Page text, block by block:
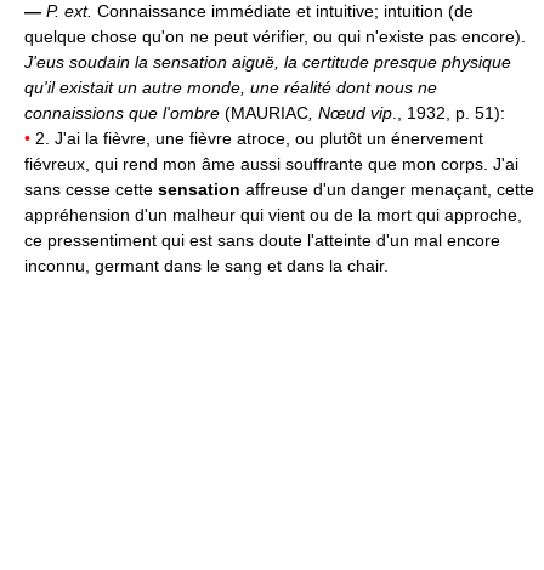
— P. ext. Connaissance immédiate et intuitive; intuition (de
quelque chose qu'on ne peut vérifier, ou qui n'existe pas encore).
J'eus soudain la sensation aiguë, la certitude presque physique
qu'il existait un autre monde, une réalité dont nous ne
connaissions que l'ombre (MAURIAC, Nœud vip., 1932, p. 51):
• 2. J'ai la fièvre, une fièvre atroce, ou plutôt un énervement
fiévreux, qui rend mon âme aussi souffrante que mon corps. J'ai
sans cesse cette sensation affreuse d'un danger menaçant, cette
appréhension d'un malheur qui vient ou de la mort qui approche,
ce pressentiment qui est sans doute l'atteinte d'un mal encore
inconnu, germant dans le sang et dans la chair.